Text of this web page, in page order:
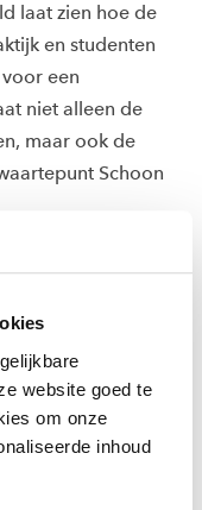
website goed te
om onze
inhoud
laat zien hoe de
en studenten
een
niet alleen de
maar ook de
Schoon